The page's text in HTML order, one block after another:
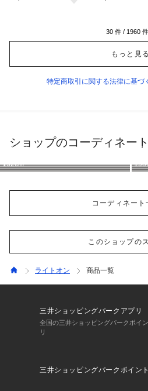
30 件 / 1960
もっと見る
特定商取引に関する法律に基づ
ショップのコーディネート
ライトオン ライ
ライトオン ライ
ライ
132cm
コーディネート
このショップの
ライトオン 商品一覧
三井ショッピングパークアプリ
全国の三井ショッピングパークポイ
リ
三井ショッピングパークポイント